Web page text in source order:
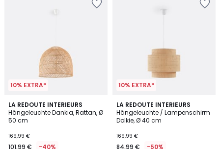
10% EXTRA*
LA REDOUTE INTERIEURS
Hängeleuchte Dankia, Rattan, Ø
50 cm
169,99 €
101,99 € -40%
4,8
/ 5
10% EXTRA*
LA REDOUTE INTERIEURS
Hängeleuchte / Lampenschirm
Dolkie, Ø 40 cm
169,99 €
84,99 € -50%
2,2
/ 5